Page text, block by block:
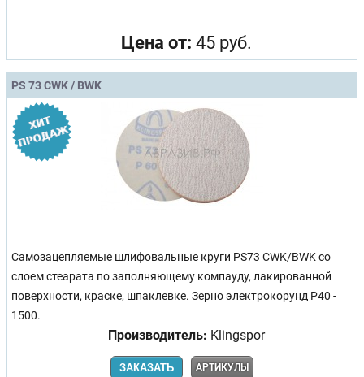
Цена от: 45 руб.
PS 73 CWK / BWK
Самозацепляемые шлифовальные круги PS73 CWK/BWK со
слоем стеарата по заполняющему компауду, лакированной
поверхности, краске, шпаклевке. Зерно электрокорунд Р40 -
1500.
Производитель: Klingspor
ЗАКАЗАТЬ АРТИКУЛЫ